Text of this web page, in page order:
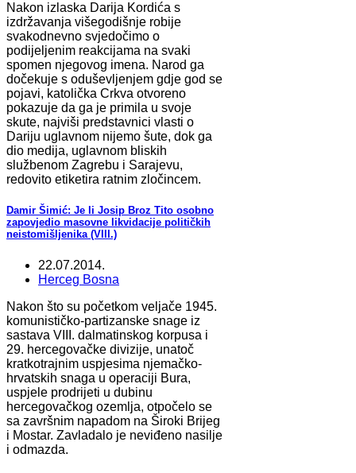
Nakon izlaska Darija Kordića s
izdržavanja višegodišnje robije
svakodnevno svjedočimo o
podijeljenim reakcijama na svaki
spomen njegovog imena. Narod ga
dočekuje s oduševljenjem gdje god se
pojavi, katolička Crkva otvoreno
pokazuje da ga je primila u svoje
skute, najviši predstavnici vlasti o
Dariju uglavnom nijemo šute, dok ga
dio medija, uglavnom bliskih
službenom Zagrebu i Sarajevu,
redovito etiketira ratnim zločincem.
Damir Šimić: Je li Josip Broz Tito osobno
zapovjedio masovne likvidacije političkih
neistomišljenika (VIII.)
22.07.2014.
Herceg Bosna
Nakon što su početkom veljače 1945.
komunističko-partizanske snage iz
sastava VIII. dalmatinskog korpusa i
29. hercegovačke divizije, unatoč
kratkotrajnim uspjesima njemačko-
hrvatskih snaga u operaciji Bura,
uspjele prodrijeti u dubinu
hercegovačkog ozemlja, otpočelo se
sa završnim napadom na Široki Brijeg
i Mostar. Zavladalo je neviđeno nasilje
i odmazda.